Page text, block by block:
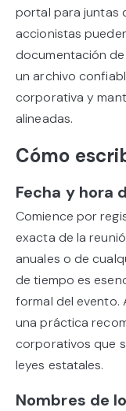
portal para juntas
accionistas
documentación
un archivo
corporativa y
alineadas.
Cómo
Fecha y hora
Comience por
exacta de la
anuales o de
de tiempo es
formal del evento.
una práctica
corporativos que
leyes estatales.
Nombres de